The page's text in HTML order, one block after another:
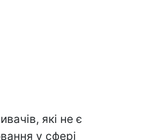
які не є
у сфері